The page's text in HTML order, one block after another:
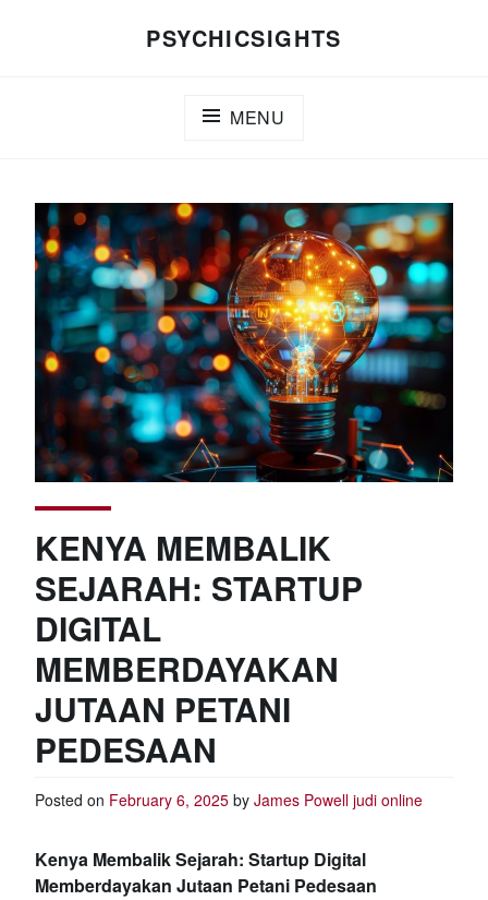
PSYCHICSIGHTS
MENU
KENYA MEMBALIK
SEJARAH: STARTUP
DIGITAL
MEMBERDAYAKAN
JUTAAN PETANI
PEDESAAN
Posted on February 6, 2025 by James Powell judi online
Kenya Membalik Sejarah: Startup Digital
Memberdayakan Jutaan Petani Pedesaan